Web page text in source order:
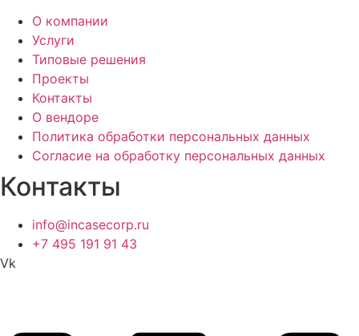
О компании
Услуги
Типовые решения
Проекты
Контакты
О вендоре
Политика обработки персональных данных
Согласие на обработку персональных данных
Контакты
info@incasecorp.ru
+7 495 191 91 43
Vk